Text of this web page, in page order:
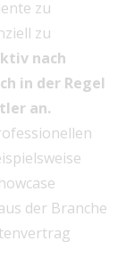
zu
zu
nach
in der Regel
an.
der Branche